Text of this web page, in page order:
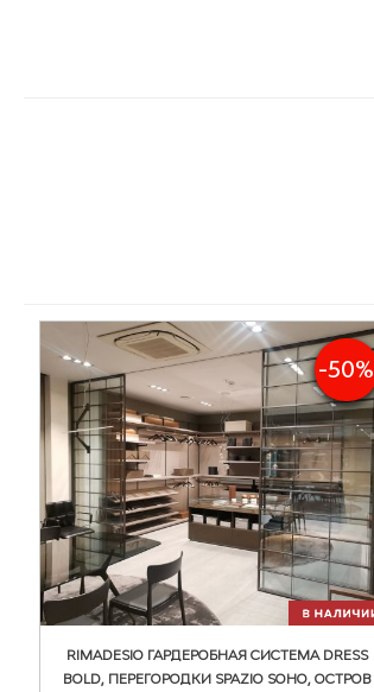
-50%
RIMADESIO ГАРДЕРОБНАЯ СИСТЕМА DRESS
BOLD, ПЕРЕГОРОДКИ SPAZIO SOHO, ОСТРОВ